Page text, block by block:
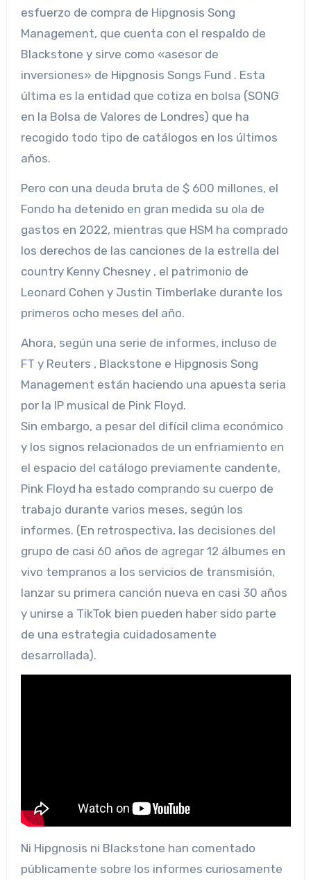
esfuerzo de compra de Hipgnosis Song
Management, que cuenta con el respaldo de
Blackstone y sirve como «asesor de
inversiones» de Hipgnosis Songs Fund . Esta
última es la entidad que cotiza en bolsa (SONG
en la Bolsa de Valores de Londres) que ha
recogido todo tipo de catálogos en los últimos
años.
Pero con una deuda bruta de $ 600 millones, el
Fondo ha detenido en gran medida su ola de
gastos en 2022, mientras que HSM ha comprado
los derechos de las canciones de la estrella del
country Kenny Chesney , el patrimonio de
Leonard Cohen y Justin Timberlake durante los
primeros ocho meses del año.
Ahora, según una serie de informes, incluso de
FT y Reuters , Blackstone e Hipgnosis Song
Management están haciendo una apuesta seria
por la IP musical de Pink Floyd.
Sin embargo, a pesar del difícil clima económico
y los signos relacionados de un enfriamiento en
el espacio del catálogo previamente candente,
Pink Floyd ha estado comprando su cuerpo de
trabajo durante varios meses, según los
informes. (En retrospectiva, las decisiones del
grupo de casi 60 años de agregar 12 álbumes en
vivo tempranos a los servicios de transmisión,
lanzar su primera canción nueva en casi 30 años
y unirse a TikTok bien pueden haber sido parte
de una estrategia cuidadosamente
desarrollada).
Ni Hipgnosis ni Blackstone han comentado
públicamente sobre los informes curiosamente